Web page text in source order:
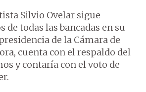
Silvio Ovelar sigue
de todas las bancadas en su
de la Cámara de
cuenta con el respaldo del
y contaría con el voto de